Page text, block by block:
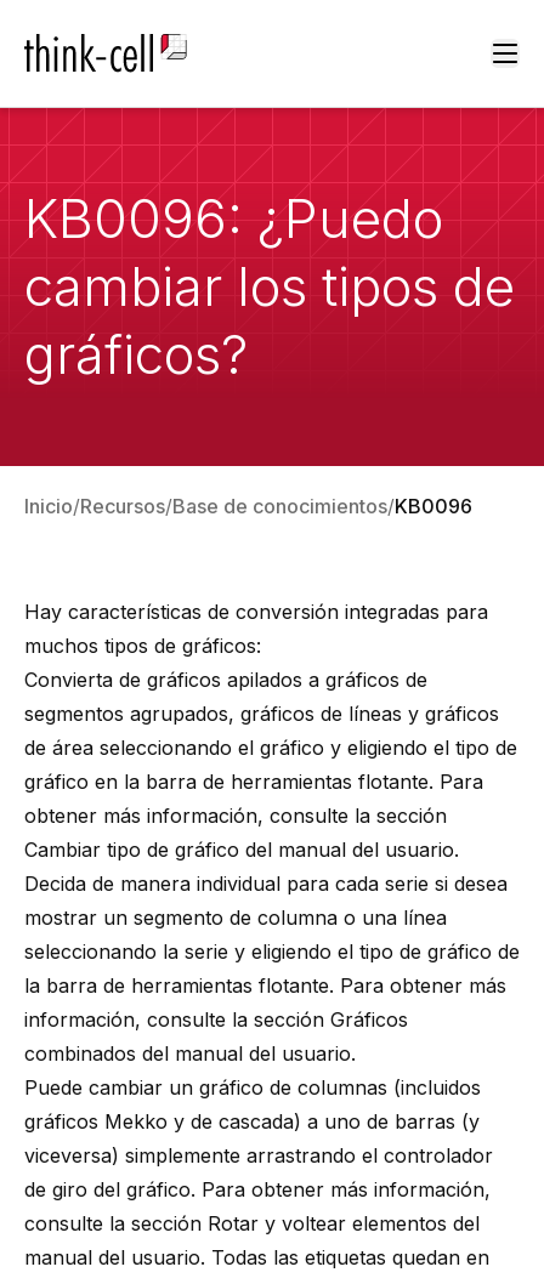
KB0096: ¿Puedo
cambiar los tipos de
gráficos?
Inicio Recursos Base de conocimientos KB0096
Hay características de conversión integradas para
muchos tipos de gráficos:
Convierta de gráficos apilados a gráficos de
segmentos agrupados, gráficos de líneas y gráficos
de área seleccionando el gráfico y eligiendo el tipo de
gráfico en la barra de herramientas flotante. Para
obtener más información, consulte la sección
Cambiar tipo de gráfico del manual del usuario.
Decida de manera individual para cada serie si desea
mostrar un segmento de columna o una línea
seleccionando la serie y eligiendo el tipo de gráfico de
la barra de herramientas flotante. Para obtener más
información, consulte la sección Gráficos
combinados del manual del usuario.
Puede cambiar un gráfico de columnas (incluidos
gráficos Mekko y de cascada) a uno de barras (y
viceversa) simplemente arrastrando el controlador
de giro del gráfico. Para obtener más información,
consulte la sección Rotar y voltear elementos del
manual del usuario. Todas las etiquetas quedan en